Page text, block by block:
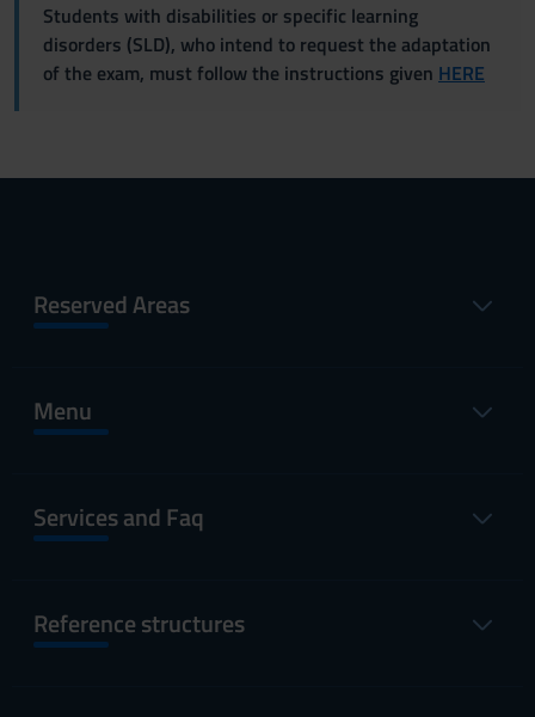
Students with disabilities or specific learning
disorders (SLD), who intend to request the adaptation
of the exam, must follow the instructions given HERE
Reserved Areas
Menu
Services and Faq
Reference structures